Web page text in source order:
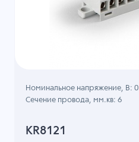
KR8121
Номинальное напряжение, B: 0
Сечение провода, мм.кв: 6